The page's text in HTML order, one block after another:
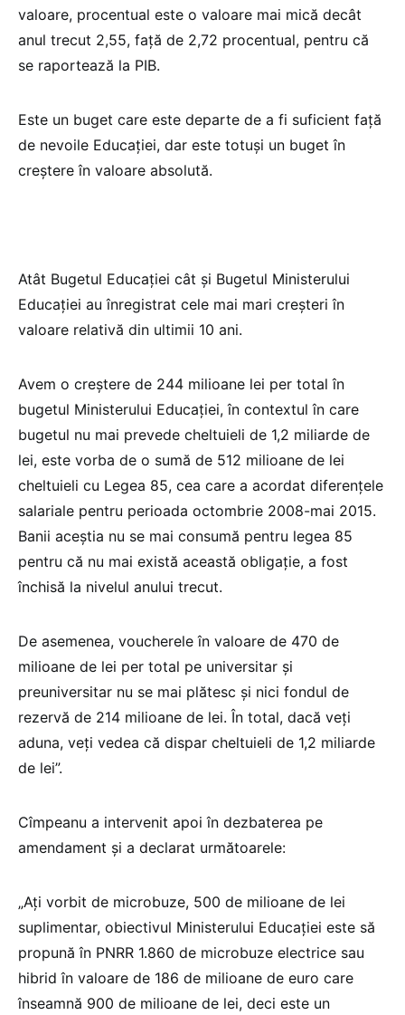
valoare, procentual este o valoare mai mică decât
anul trecut 2,55, față de 2,72 procentual, pentru că
se raportează la PIB.
Este un buget care este departe de a fi suficient față
de nevoile Educației, dar este totuși un buget în
creștere în valoare absolută.
Atât Bugetul Educației cât și Bugetul Ministerului
Educației au înregistrat cele mai mari creșteri în
valoare relativă din ultimii 10 ani.
Avem o creștere de 244 milioane lei per total în
bugetul Ministerului Educației, în contextul în care
bugetul nu mai prevede cheltuieli de 1,2 miliarde de
lei, este vorba de o sumă de 512 milioane de lei
cheltuieli cu Legea 85, cea care a acordat diferențele
salariale pentru perioada octombrie 2008-mai 2015.
Banii aceștia nu se mai consumă pentru legea 85
pentru că nu mai există această obligație, a fost
închisă la nivelul anului trecut.
De asemenea, voucherele în valoare de 470 de
milioane de lei per total pe universitar și
preuniversitar nu se mai plătesc și nici fondul de
rezervă de 214 milioane de lei. În total, dacă veți
aduna, veți vedea că dispar cheltuieli de 1,2 miliarde
de lei”.
Cîmpeanu a intervenit apoi în dezbaterea pe
amendament și a declarat următoarele:
„Ați vorbit de microbuze, 500 de milioane de lei
suplimentar, obiectivul Ministerului Educației este să
propună în PNRR 1.860 de microbuze electrice sau
hibrid în valoare de 186 de milioane de euro care
înseamnă 900 de milioane de lei, deci este un